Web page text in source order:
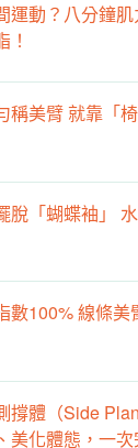
運動？八分鐘
！
稱美臂 就靠「椅
脫「蝴蝶袖」
數100% 線條美
撐體（Side
美化體態，一次